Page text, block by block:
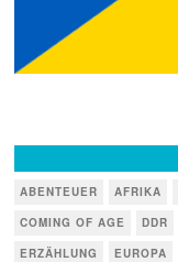
ABENTEUER AFRIKA
COMING OF AGE
DDR
ERZÄHLUNG
EUROPA